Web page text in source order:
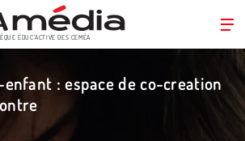
ÉDUC’ACTIVE DES CEMÉA
: espace de co-creation